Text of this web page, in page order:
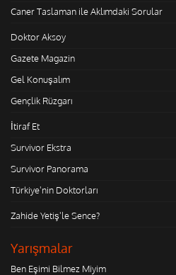
Caner Taslaman ile Aklımdaki Sorular
Doktor Aksoy
Gazete Magazin
Gel Konuşalım
Gençlik Rüzgarı
İtiraf Et
Survivor Ekstra
Survivor Panorama
Türkiye'nin Doktorları
Zahide Yetiş'le Sence?
Yarışmalar
Ben Eşimi Bilmez Miyim